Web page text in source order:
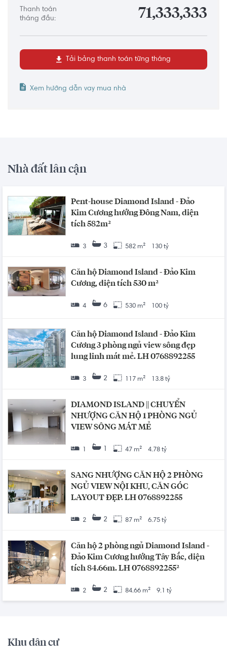
Thanh toán
tháng đầu:
71,333,333
Tải bảng thanh toán từng tháng
Xem hướng dẫn vay mua nhà
Nhà đất lân cận
Pent-house Diamond Island - Đảo
Kim Cương hướng Đông Nam, diện
tích 582m²
3 3 582 m² 130 tỷ
Căn hộ Diamond Island - Đảo Kim
Cương, diện tích 530 m²
4 6 530 m² 100 tỷ
Căn hộ Diamond Island - Đảo Kim
Cương 3 phòng ngủ view sông đẹp
lung linh mát mẻ. LH 0768892255
3 2 117 m² 13.8 tỷ
DIAMOND ISLAND || CHUYỂN
NHƯỢNG CĂN HỘ 1 PHÒNG NGỦ
VIEW SÔNG MÁT MẺ
1 47 m² 4.78 tỷ
SANG NHƯỢNG CĂN HỘ 2 PHÒNG
NGỦ VIEW NỘI KHU, CĂN GÓC
LAYOUT ĐẸP. LH 0768892255
2 2 87 m² 6.75 tỷ
Căn hộ 2 phòng ngủ Diamond Island -
Đảo Kim Cương hướng Tây Bắc, diện
tích 84.66m. LH 0768892255²
2 2 84.66 m² 9.1 tỷ
Khu dân cư